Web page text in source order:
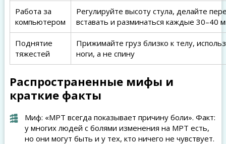
Работа за
компьютером
Регулируйте высоту стула, делайте
вставать и разминаться каждые 30–40
Поднятие
тяжестей
Прижимайте груз близко к телу,
ноги, а не спину
Распространенные мифы и
краткие факты
Миф: «МРТ всегда показывает причину боли». Факт:
у многих людей с болями изменения на МРТ есть,
но они могут быть и у тех, кто ничего не чувствует.